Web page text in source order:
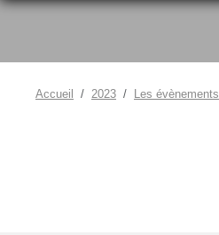
Accueil 2023 Les évènements